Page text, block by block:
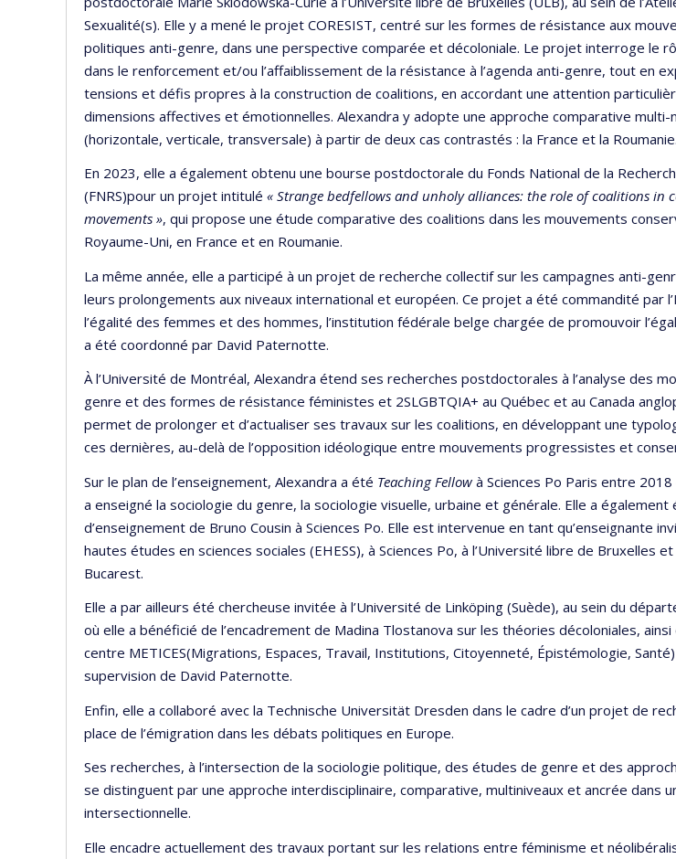
Sexualité(s). Elle y a mené le projet CORESIST, centré sur les formes de résistance aux
politiques anti-genre, dans une perspective comparée et décoloniale. Le projet interroge le
dans le renforcement et/ou l’affaiblissement de la résistance à l’agenda anti-genre, tout en
tensions et défis propres à la construction de coalitions, en accordant une attention
dimensions affectives et émotionnelles. Alexandra y adopte une approche comparative multi-
(horizontale, verticale, transversale) à partir de deux cas contrastés : la France et la Roumanie.
En 2023, elle a également obtenu une bourse postdoctorale du Fonds National de la
(FNRS)pour un projet intitulé « Strange bedfellows and unholy alliances: the role of coalitions in
movements », qui propose une étude comparative des coalitions dans les mouvements
Royaume-Uni, en France et en Roumanie.
La même année, elle a participé à un projet de recherche collectif sur les campagnes anti-
leurs prolongements aux niveaux international et européen. Ce projet a été commandité par
l’égalité des femmes et des hommes, l’institution fédérale belge chargée de promouvoir
a été coordonné par David Paternotte.
À l’Université de Montréal, Alexandra étend ses recherches postdoctorales à l’analyse des
genre et des formes de résistance féministes et 2SLGBTQIA+ au Québec et au Canada
permet de prolonger et d’actualiser ses travaux sur les coalitions, en développant une
ces dernières, au-delà de l’opposition idéologique entre mouvements progressistes et
Sur le plan de l’enseignement, Alexandra a été Teaching Fellow à Sciences Po Paris entre
a enseigné la sociologie du genre, la sociologie visuelle, urbaine et générale. Elle a
d’enseignement de Bruno Cousin à Sciences Po. Elle est intervenue en tant qu’enseignante
hautes études en sciences sociales (EHESS), à Sciences Po, à l’Université libre de Bruxelles
Bucarest.
Elle a par ailleurs été chercheuse invitée à l’Université de Linköping (Suède), au sein du
où elle a bénéficié de l’encadrement de Madina Tlostanova sur les théories décoloniales, ainsi
centre METICES(Migrations, Espaces, Travail, Institutions, Citoyenneté, Épistémologie, Santé)
supervision de David Paternotte.
Enfin, elle a collaboré avec la Technische Universität Dresden dans le cadre d’un projet de
place de l’émigration dans les débats politiques en Europe.
Ses recherches, à l’intersection de la sociologie politique, des études de genre et des
se distinguent par une approche interdisciplinaire, comparative, multiniveaux et ancrée dans
intersectionnelle.
Elle encadre actuellement des travaux portant sur les relations entre féminisme et